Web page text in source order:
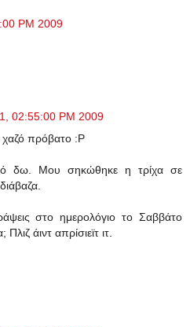
PM 2009
02:55:00 PM 2009
χαζό πρόβατο :Ρ
δω. Μου σηκώθηκε η τρίχα σε
στο ημερολόγιο το Σαββάτο
άιντ απρίσιεϊτ ιτ.